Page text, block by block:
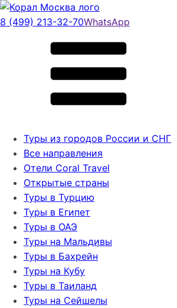
8 (499) 213-32-70WhatsApp
Туры из городов России и СНГ
Все направления
Отели Coral Travel
Открытые страны
Туры в Турцию
Туры в Египет
Туры в ОАЭ
Туры на Мальдивы
Туры в Бахрейн
Туры на Кубу
Туры в Таиланд
Туры на Сейшелы